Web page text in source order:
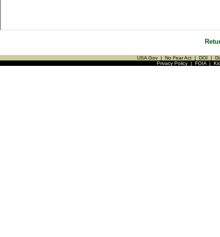
USA Gov | No Fear Act | DOI |
Privacy Policy| FOIA|